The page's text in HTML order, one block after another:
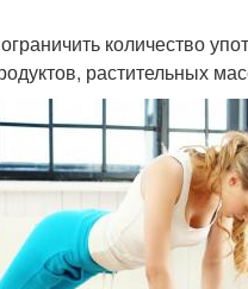
количество
растительных